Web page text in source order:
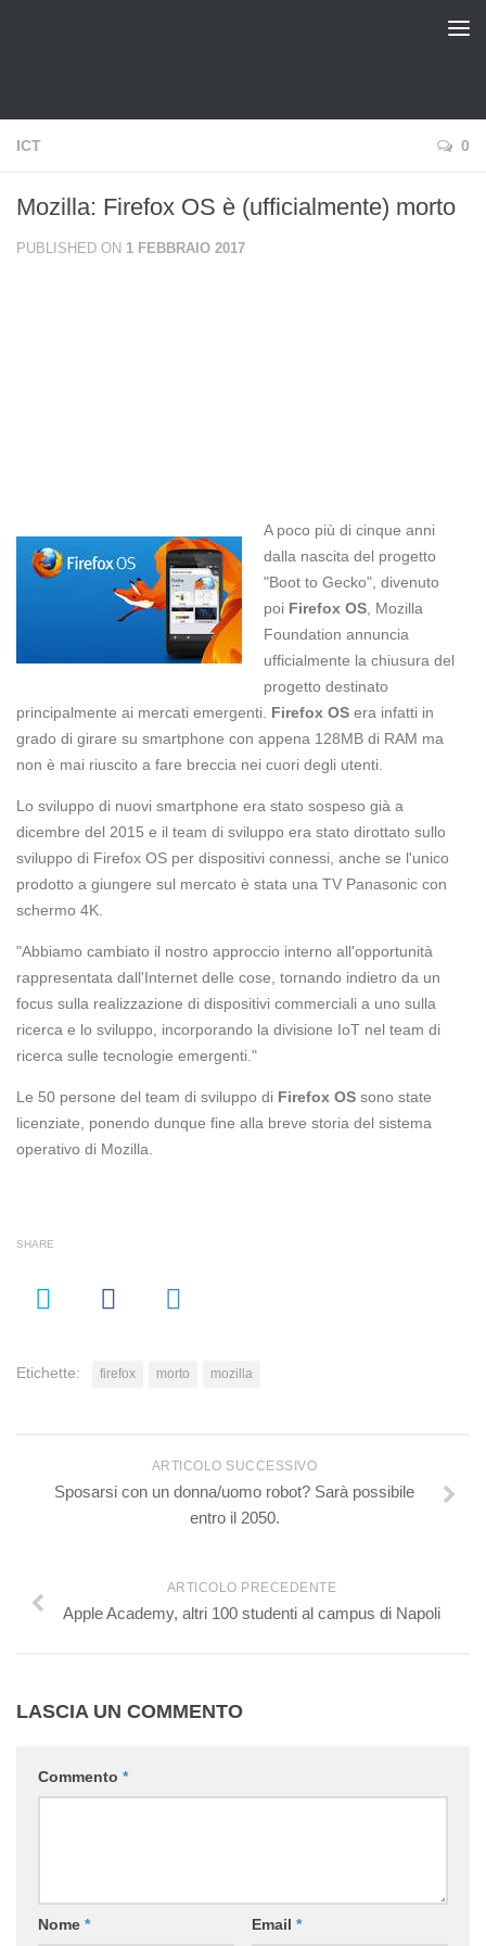
ICT 0
Mozilla: Firefox OS è (ufficialmente) morto
PUBLISHED ON 1 FEBBRAIO 2017
A poco più di cinque anni
dalla nascita del progetto
"Boot to Gecko", divenuto
poi Firefox OS , Mozilla
Foundation annuncia
ufficialmente la chiusura del
progetto destinato
principalmente ai mercati emergenti. Firefox OS era infatti in
grado di girare su smartphone con appena 128MB di RAM ma
non è mai riuscito a fare breccia nei cuori degli utenti.
Lo sviluppo di nuovi smartphone era stato sospeso già a
dicembre del 2015 e il team di sviluppo era stato dirottato sullo
sviluppo di Firefox OS per dispositivi connessi, anche se l'unico
prodotto a giungere sul mercato è stata una TV Panasonic con
schermo 4K.
"Abbiamo cambiato il nostro approccio interno all'opportunità
rappresentata dall'Internet delle cose, tornando indietro da un
focus sulla realizzazione di dispositivi commerciali a uno sulla
ricerca e lo sviluppo, incorporando la divisione IoT nel team di
ricerca sulle tecnologie emergenti."
Le 50 persone del team di sviluppo di Firefox OS sono state
licenziate, ponendo dunque fine alla breve storia del sistema
operativo di Mozilla.
SHARE
Etichette: firefox morto mozilla
ARTICOLO SUCCESSIVO
Sposarsi con un donna/uomo robot? Sarà possibile
entro il 2050.
ARTICOLO PRECEDENTE
Apple Academy, altri 100 studenti al campus di Napoli
LASCIA UN COMMENTO
Commento *
Nome * Email *